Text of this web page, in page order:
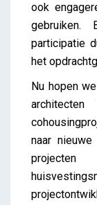
ook
gebruiken.
participatie
het
Nu hopen
naar